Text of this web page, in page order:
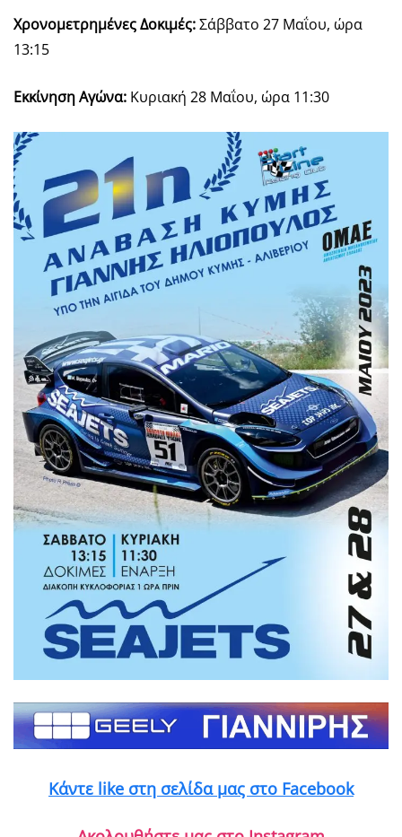
Χρονομετρημένες Δοκιμές:Σάββατο 27 Μαΐου, ώρα
13:15
Εκκίνηση Αγώνα: Κυριακή 28 Μαΐου, ώρα 11:30
Κάντε like στη σελίδα μας στο Facebook